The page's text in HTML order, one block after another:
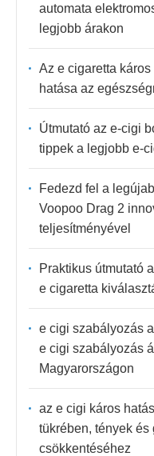
automata
legjobb árakon
Az e cigaretta
hatása az
Útmutató az e-cigi
tippek a legjobb e-
Fedezd fel a
Voopoo Drag 2
teljesítményével
Praktikus útmutató
e cigaretta
e cigi szabályozás
e cigi szabályozás
Magyarországon
az e cigi káros
tükrében, tények
csökkentéséhez